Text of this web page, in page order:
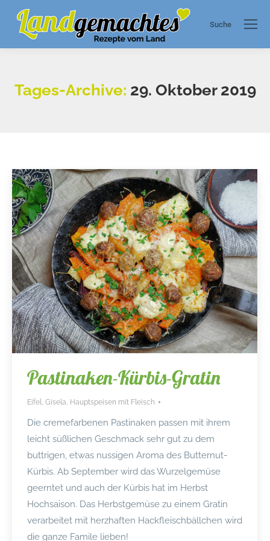
Search:
Suche
Tages-Archive: 29. Oktober 2019
Pastinaken-Kürbis-Gratin
Eifel, Gisela, Hauptspeisen mit Fleisch
Die cremefarbenen Pastinaken passen mit ihrem
leicht süßlichen Geschmack sehr gut zu dem
buttrigen, etwas nussigen Aroma des Butternut-
Kürbis. Ab September wird das Wurzelgemüse
geerntet und auch der Kürbis hat im Herbst
Hochsaison. Das Herbstgemüse zu einem Gratin
verarbeitet mit herzhaften Hackfleischbällchen wird
die ganze Famile lieben!